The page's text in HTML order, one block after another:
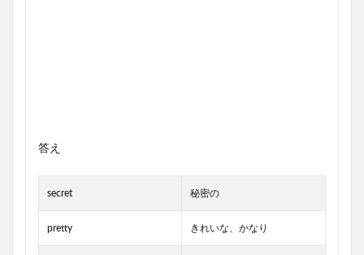
答え
secret 秘密の
pretty きれいな、かなり